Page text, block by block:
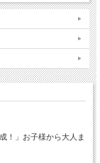
！」お子様から大人ま